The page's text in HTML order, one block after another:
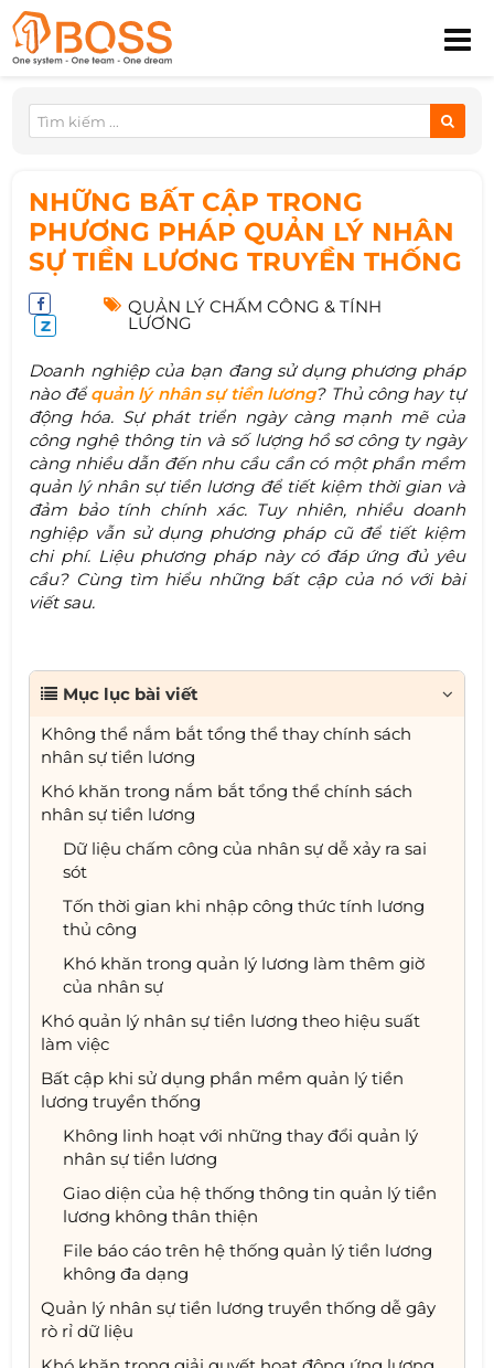
NHỮNG BẤT CẬP TRONG
PHƯƠNG PHÁP QUẢN LÝ NHÂN
SỰ TIỀN LƯƠNG TRUYỀN THỐNG
QUẢN LÝ CHẤM CÔNG & TÍNH
LƯƠNG
Doanh nghiệp của bạn đang sử dụng phương pháp
nào đểquản lý nhân sự tiền lương? Thủ công hay tự
động hóa. Sự phát triển ngày càng mạnh mẽ của
công nghệ thông tin và số lượng hồ sơ công ty ngày
càng nhiều dẫn đến nhu cầu cần có một phần mềm
quản lý nhân sự tiền lương để tiết kiệm thời gian và
đảm bảo tính chính xác. Tuy nhiên, nhiều doanh
nghiệp vẫn sử dụng phương pháp cũ để tiết kiệm
chi phí. Liệu phương pháp này có đáp ứng đủ yêu
cầu? Cùng tìm hiểu những bất cập của nó với bài
viết sau.
Mục lục bài viết
Không thể nắm bắt tổng thể thay chính sách
nhân sự tiền lương
Khó khăn trong nắm bắt tổng thể chính sách
nhân sự tiền lương
Dữ liệu chấm công của nhân sự dễ xảy ra sai
sót
Tốn thời gian khi nhập công thức tính lương
thủ công
Khó khăn trong quản lý lương làm thêm giờ
của nhân sự
Khó quản lý nhân sự tiền lương theo hiệu suất
làm việc
Bất cập khi sử dụng phần mềm quản lý tiền
lương truyền thống
Không linh hoạt với những thay đổi quản lý
nhân sự tiền lương
Giao diện của hệ thống thông tin quản lý tiền
lương không thân thiện
File báo cáo trên hệ thống quản lý tiền lương
không đa dạng
Quản lý nhân sự tiền lương truyền thống dễ gây
rò rỉ dữ liệu